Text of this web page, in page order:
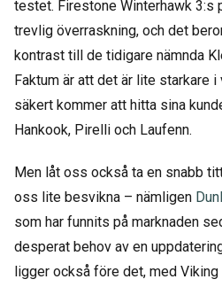
testet. Firestone Winterhawk 3:s
trevlig överraskning, och det
kontrast till de tidigare nämnda
Faktum är att det är lite starkare
säkert kommer att hitta sina
Hankook, Pirelli och Laufenn.
Men låt oss också ta en snabb
oss lite besvikna – nämligen
som har funnits på marknaden
desperat behov av en
ligger också före det, med